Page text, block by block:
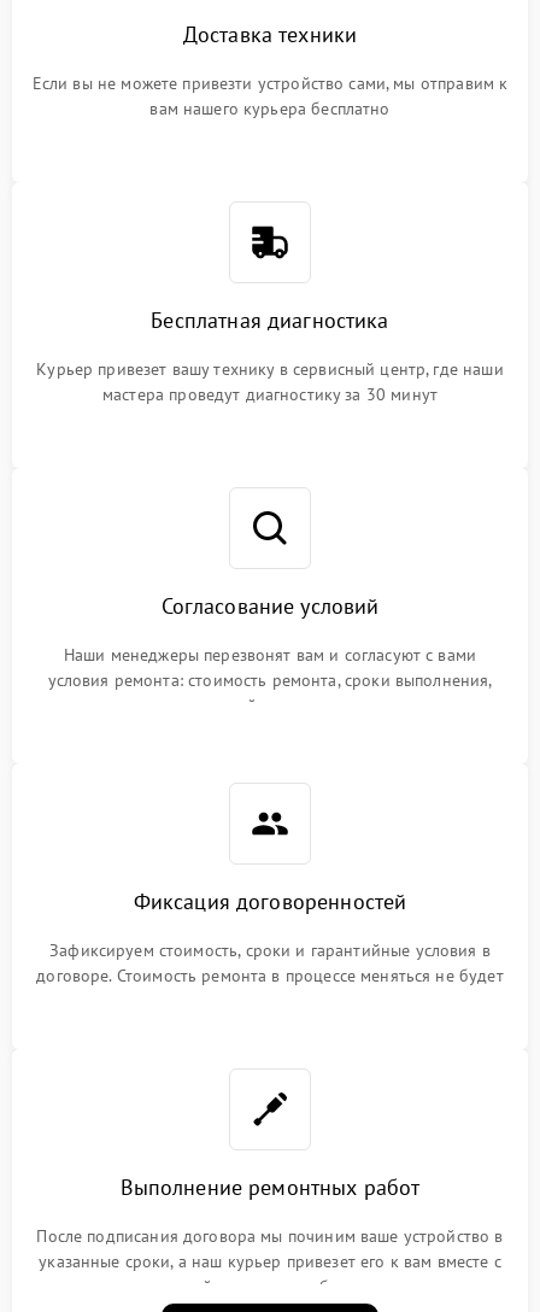
Доставка техники
Если вы не можете привезти устройство сами, мы отправим к
вам нашего курьера бесплатно
Бесплатная диагностика
Курьер привезет вашу технику в сервисный центр, где наши
мастера проведут диагностику за 30 минут
Согласование условий
Наши менеджеры перезвонят вам и согласуют с вами
условия ремонта: стоимость ремонта, сроки выполнения,
гарантийные условия
Фиксация договоренностей
Зафиксируем стоимость, сроки и гарантийные условия в
договоре. Стоимость ремонта в процессе меняться не будет
Выполнение ремонтных работ
После подписания договора мы починим ваше устройство в
указанные сроки, а наш курьер привезет его к вам вместе с
гарантийным талоном бесплатно